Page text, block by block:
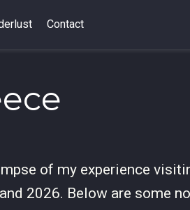
Contact
of my experience
2026. Below are some